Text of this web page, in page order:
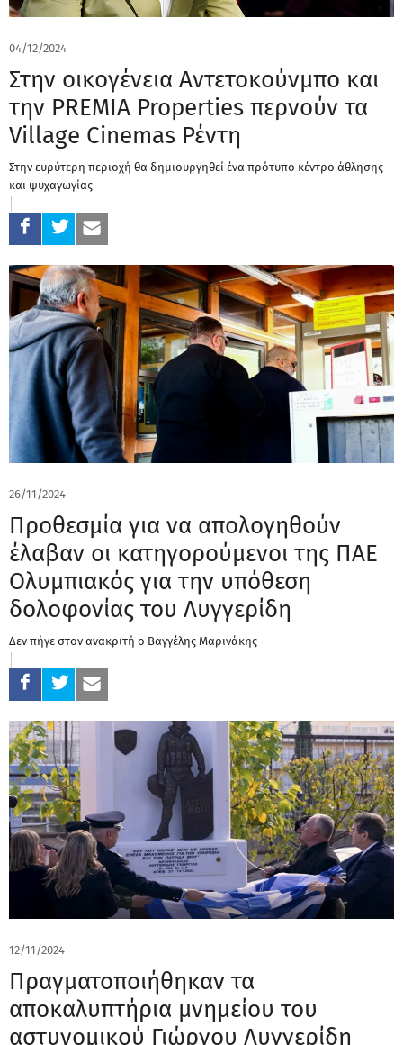
04/12/2024
Στην οικογένεια Αντετοκούνμπο και
την PREMIA Properties περνoύν τα
Village Cinemas Ρέντη
Στην ευρύτερη περιοχή θα δημιουργηθεί ένα πρότυπο κέντρο άθλησης
και ψυχαγωγίας
26/11/2024
Προθεσμία για να απολογηθούν
έλαβαν οι κατηγορούμενοι της ΠΑΕ
Ολυμπιακός για την υπόθεση
δολοφονίας του Λυγγερίδη
Δεν πήγε στον ανακριτή ο Βαγγέλης Μαρινάκης
12/11/2024
Πραγματοποιήθηκαν τα
αποκαλυπτήρια μνημείου του
αστυνομικού Γιώργου Λυγγερίδη